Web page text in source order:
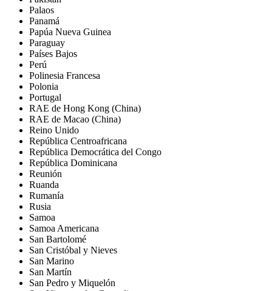
Palaos
Panamá
Papúa Nueva Guinea
Paraguay
Países Bajos
Perú
Polinesia Francesa
Polonia
Portugal
RAE de Hong Kong (China)
RAE de Macao (China)
Reino Unido
República Centroafricana
República Democrática del Congo
República Dominicana
Reunión
Ruanda
Rumanía
Rusia
Samoa
Samoa Americana
San Bartolomé
San Cristóbal y Nieves
San Marino
San Martín
San Pedro y Miquelón